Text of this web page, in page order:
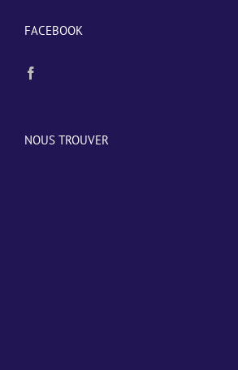
FACEBOOK
NOUS TROUVER